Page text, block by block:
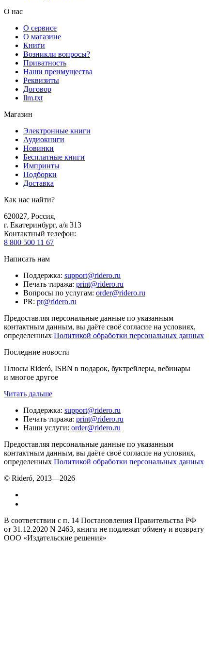
О нас
О сервисе
О магазине
Книги
Возникли вопросы?
Приватность
Наши преимущества
Реквизиты
Договор
llm.txt
Магазин
Электронные книги
Аудиокниги
Новинки
Бесплатные книги
Импринты
Подборки
Доставка
Как нас найти?
620027, Россия,
г. Екатеринбург, а/я 313
Контактный телефон:
8 800 500 11 67
Написать нам
Поддержка: support@ridero.ru
Печать тиража: print@ridero.ru
Вопросы по услугам: order@ridero.ru
PR: pr@ridero.ru
Предоставляя персональные данные по указанным
контактным данным, вы даёте своё согласие на условиях,
определенных Политикой обработки персональных данных
Последние новости
Плюсы Rideró, ISBN в подарок, буктрейлеры, вебинары
и многое другое
Читать дальше
Поддержка: support@ridero.ru
Печать тиража: print@ridero.ru
Наши услуги: order@ridero.ru
Предоставляя персональные данные по указанным
контактным данным, вы даёте своё согласие на условиях,
определенных Политикой обработки персональных данных
© Rideró, 2013—2026
В соответствии с п. 14 Постановления Правительства РФ
от 31.12.2020 N 2463, книги не подлежат обмену и возврату
ООО «Издательские решения»